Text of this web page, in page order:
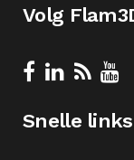
Volg
Snelle links